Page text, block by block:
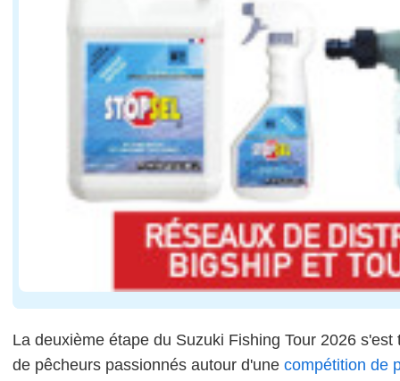
La deuxième étape du Suzuki Fishing Tour 2026
de pêcheurs passionnés autour d'une compétition de